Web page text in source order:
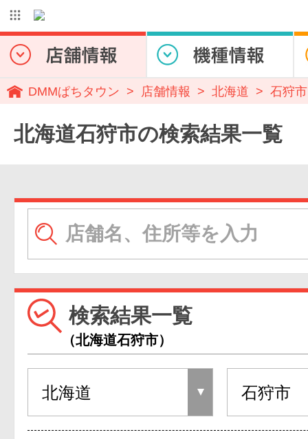
DMMぱちタウン 店舗情報 北海道 石狩市
北海道石狩市の検索結果一覧
検索結果一覧
（北海道石狩市）